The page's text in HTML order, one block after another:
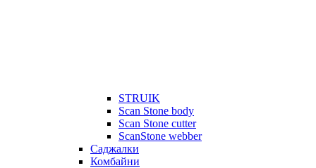
STRUIK
Scan Stone body
Scan Stone cutter
ScanStone webber
Саджалки
Комбайни